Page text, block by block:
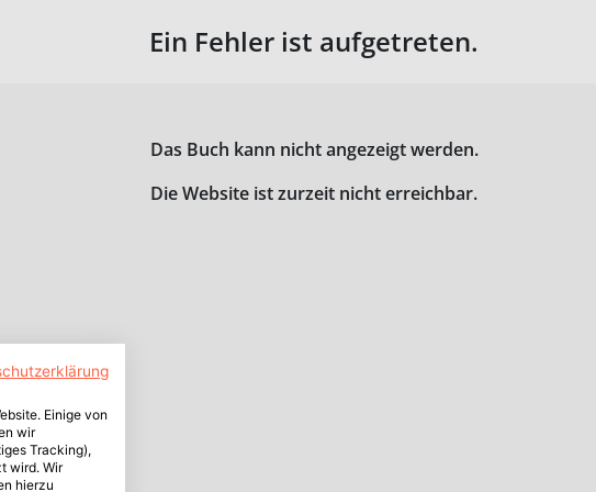
Ein Fehler ist aufgetreten.
Das Buch kann nicht angezeigt werden.
Die Website ist zurzeit nicht erreichbar.
Einige von
wir
Tracking),
wird. Wir
hierzu